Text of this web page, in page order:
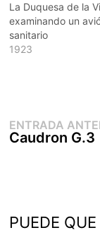
La Duquesa de la
examinando un
sanitario
1923
Navegación
de
ENTRADA
Caudron G.3
PUEDE